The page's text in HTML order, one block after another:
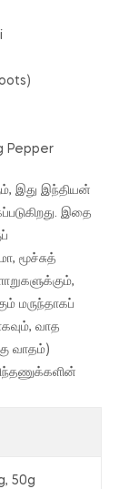
Pepper
இது இந்தியன்
இதை
மூச்சுத்
மருந்தாகப்
வாத
வாதம்)
50g